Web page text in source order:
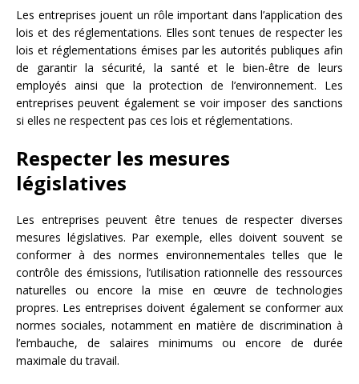
Les entreprises jouent un rôle important dans l’application des
lois et des réglementations. Elles sont tenues de respecter les
lois et réglementations émises par les autorités publiques afin
de garantir la sécurité, la santé et le bien-être de leurs
employés ainsi que la protection de l’environnement. Les
entreprises peuvent également se voir imposer des sanctions
si elles ne respectent pas ces lois et réglementations.
Respecter les mesures
législatives
Les entreprises peuvent être tenues de respecter diverses
mesures législatives. Par exemple, elles doivent souvent se
conformer à des normes environnementales telles que le
contrôle des émissions, l’utilisation rationnelle des ressources
naturelles ou encore la mise en œuvre de technologies
propres. Les entreprises doivent également se conformer aux
normes sociales, notamment en matière de discrimination à
l’embauche, de salaires minimums ou encore de durée
maximale du travail.